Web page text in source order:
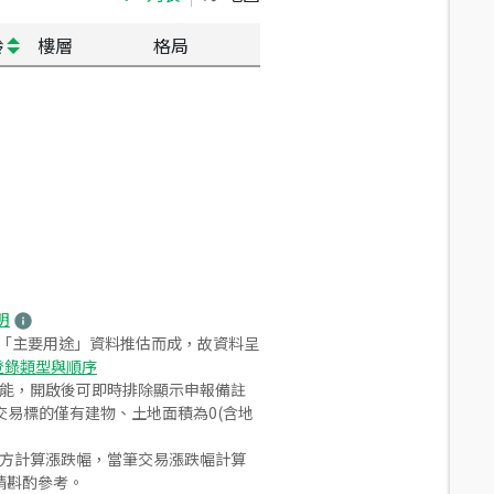
樓層 格局
主要用途」資料推估而成，故資料呈
類型與順序
，開啟後可即時排除顯示申報備註
標的僅有建物、土地面積為0(含地
計算漲跌幅，當筆交易漲跌幅計算
酌參考。